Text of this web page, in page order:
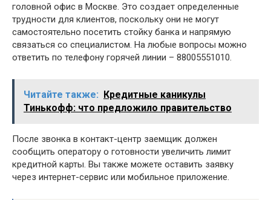
головной офис в Москве. Это создает определенные
трудности для клиентов, поскольку они не могут
самостоятельно посетить стойку банка и напрямую
связаться со специалистом. На любые вопросы можно
ответить по телефону горячей линии – 88005551010.
Читайте также: Кредитные каникулы
Тинькофф: что предложило правительство
После звонка в контакт-центр заемщик должен
сообщить оператору о готовности увеличить лимит
кредитной карты. Вы также можете оставить заявку
через интернет-сервис или мобильное приложение.